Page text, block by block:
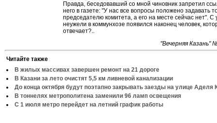
Правда, беседовавший со мной чиновник запретил
него в газете: "У нас все вопросы положено задавать
председателю комитета, а его на месте сейчас нет". С
неужели в коммунхозе появился наконец человек,
отвечает?..
"Вечерняя Казань"
Читайте также
В жилых массивах завершен ремонт на 21 дороге
В Казани за лето очистят 5,5 км ливневой канализации
До конца октября будут поэтапно закрывать заезды на улице Аделя
В тоннелях метрополитена заменили 96 ламп освещения
С 1 июля метро перейдет на летний график работы